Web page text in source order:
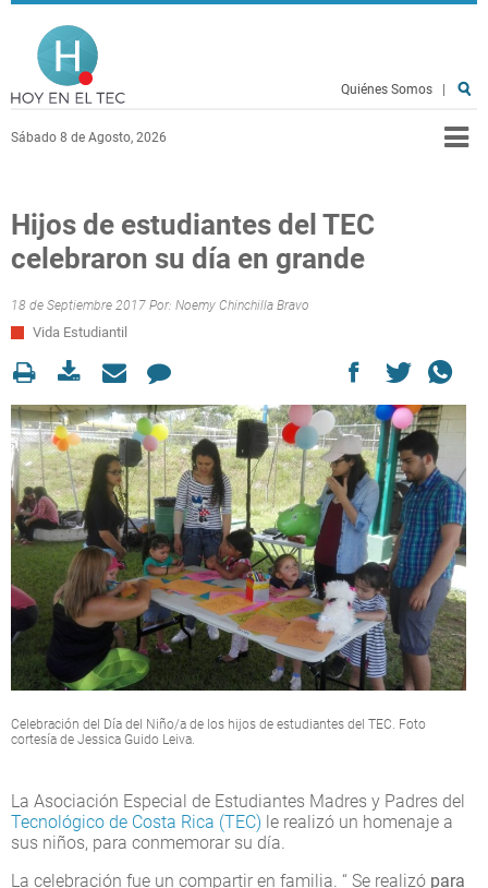
Pasar al contenido principal
Sábado 8 de Agosto, 2026
Quiénes Somos
Hijos de estudiantes del TEC
celebraron su día en grande
18 de Septiembre 2017 Por: Noemy Chinchilla Bravo
Vida Estudiantil
Celebración del Día del Niño/a de los hijos de estudiantes del TEC. Foto
cortesía de Jessica Guido Leiva.
La Asociación Especial de Estudiantes Madres y Padres del
Tecnológico de Costa Rica (TEC) le realizó un homenaje a
sus niños, para conmemorar su día.
La celebración fue un compartir en familia. “ Se realizó para